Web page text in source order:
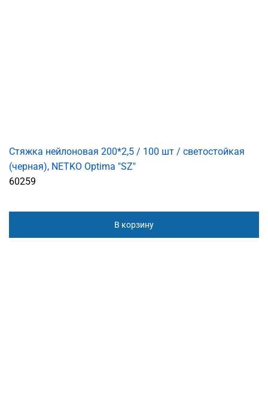
Стяжка нейлоновая 200*2,5 / 100 шт / светостойкая
(черная), NETKO Optima "SZ"
60259
В корзину